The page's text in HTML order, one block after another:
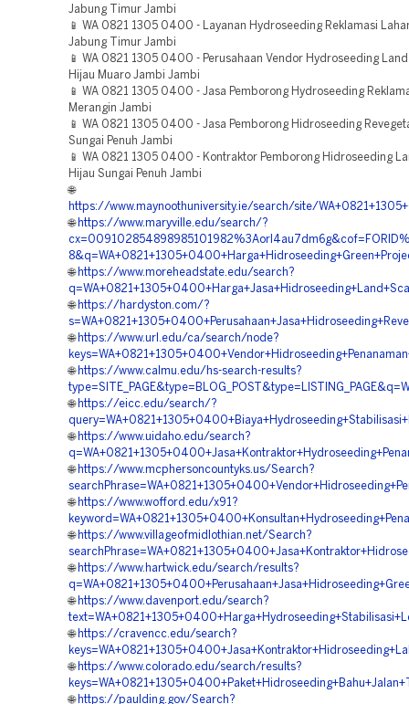
Jabung Timur Jambi
📱 WA 0821 1305 0400 - Layanan Hydroseeding Reklamasi
Jabung Timur Jambi
📱 WA 0821 1305 0400 - Perusahaan Vendor Hydroseeding
Hijau Muaro Jambi Jambi
📱 WA 0821 1305 0400 - Jasa Pemborong Hydroseeding
Merangin Jambi
📱 WA 0821 1305 0400 - Jasa Pemborong Hidroseeding
Sungai Penuh Jambi
📱 WA 0821 1305 0400 - Kontraktor Pemborong Hidroseeding
Hijau Sungai Penuh Jambi
🌐
https://www.maynoothuniversity.ie/search/site/
🌐 https://www.maryville.edu/search/?
🌐 https://www.moreheadstate.edu/search?
🌐 https://hardyston.com/?
🌐 https://www.url.edu/ca/search/node?
🌐 https://www.calmu.edu/hs-search-results?
🌐 https://eicc.edu/search/?
🌐 https://www.uidaho.edu/search?
🌐 https://www.mcphersoncountyks.us/Search?
🌐 https://www.wofford.edu/x91?
🌐 https://www.villageofmidlothian.net/Search?
🌐 https://www.hartwick.edu/search/results?
🌐 https://www.davenport.edu/search?
🌐 https://cravencc.edu/search?
🌐 https://www.colorado.edu/search/results?
🌐 https://paulding.gov/Search?